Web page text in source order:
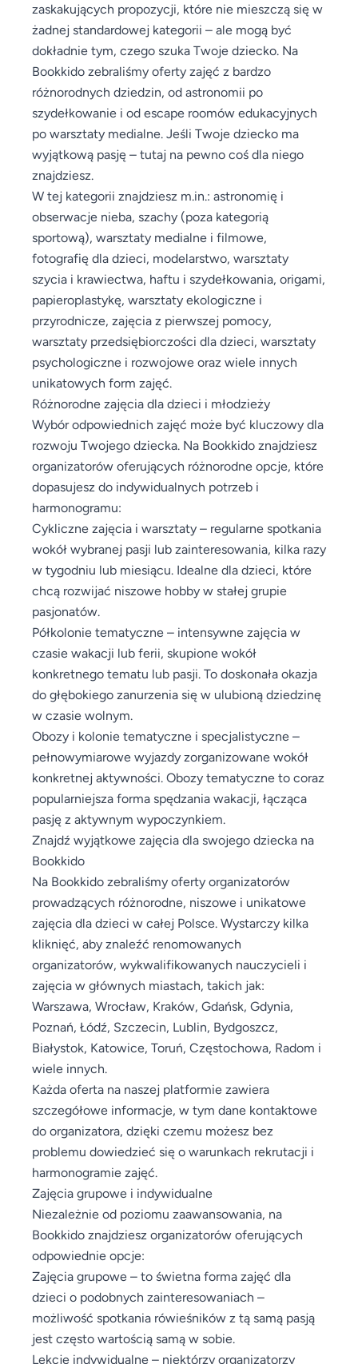
zaskakujących propozycji, które nie mieszczą się w
żadnej standardowej kategorii – ale mogą być
dokładnie tym, czego szuka Twoje dziecko. Na
Bookkido zebraliśmy oferty zajęć z bardzo
różnorodnych dziedzin, od astronomii po
szydełkowanie i od escape roomów edukacyjnych
po warsztaty medialne. Jeśli Twoje dziecko ma
wyjątkową pasję – tutaj na pewno coś dla niego
znajdziesz.
W tej kategorii znajdziesz m.in.: astronomię i
obserwacje nieba, szachy (poza kategorią
sportową), warsztaty medialne i filmowe,
fotografię dla dzieci, modelarstwo, warsztaty
szycia i krawiectwa, haftu i szydełkowania, origami,
papieroplastykę, warsztaty ekologiczne i
przyrodnicze, zajęcia z pierwszej pomocy,
warsztaty przedsiębiorczości dla dzieci, warsztaty
psychologiczne i rozwojowe oraz wiele innych
unikatowych form zajęć.
Różnorodne zajęcia dla dzieci i młodzieży
Wybór odpowiednich zajęć może być kluczowy dla
rozwoju Twojego dziecka. Na Bookkido znajdziesz
organizatorów oferujących różnorodne opcje, które
dopasujesz do indywidualnych potrzeb i
harmonogramu:
Cykliczne zajęcia i warsztaty – regularne spotkania
wokół wybranej pasji lub zainteresowania, kilka razy
w tygodniu lub miesiącu. Idealne dla dzieci, które
chcą rozwijać niszowe hobby w stałej grupie
pasjonatów.
Półkolonie tematyczne – intensywne zajęcia w
czasie wakacji lub ferii, skupione wokół
konkretnego tematu lub pasji. To doskonała okazja
do głębokiego zanurzenia się w ulubioną dziedzinę
w czasie wolnym.
Obozy i kolonie tematyczne i specjalistyczne –
pełnowymiarowe wyjazdy zorganizowane wokół
konkretnej aktywności. Obozy tematyczne to coraz
popularniejsza forma spędzania wakacji, łącząca
pasję z aktywnym wypoczynkiem.
Znajdź wyjątkowe zajęcia dla swojego dziecka na
Bookkido
Na Bookkido zebraliśmy oferty organizatorów
prowadzących różnorodne, niszowe i unikatowe
zajęcia dla dzieci w całej Polsce. Wystarczy kilka
kliknięć, aby znaleźć renomowanych
organizatorów, wykwalifikowanych nauczycieli i
zajęcia w głównych miastach, takich jak:
Warszawa, Wrocław, Kraków, Gdańsk, Gdynia,
Poznań, Łódź, Szczecin, Lublin, Bydgoszcz,
Białystok, Katowice, Toruń, Częstochowa, Radom i
wiele innych.
Każda oferta na naszej platformie zawiera
szczegółowe informacje, w tym dane kontaktowe
do organizatora, dzięki czemu możesz bez
problemu dowiedzieć się o warunkach rekrutacji i
harmonogramie zajęć.
Zajęcia grupowe i indywidualne
Niezależnie od poziomu zaawansowania, na
Bookkido znajdziesz organizatorów oferujących
odpowiednie opcje:
Zajęcia grupowe – to świetna forma zajęć dla
dzieci o podobnych zainteresowaniach –
możliwość spotkania rówieśników z tą samą pasją
jest często wartością samą w sobie.
Lekcje indywidualne – niektórzy organizatorzy